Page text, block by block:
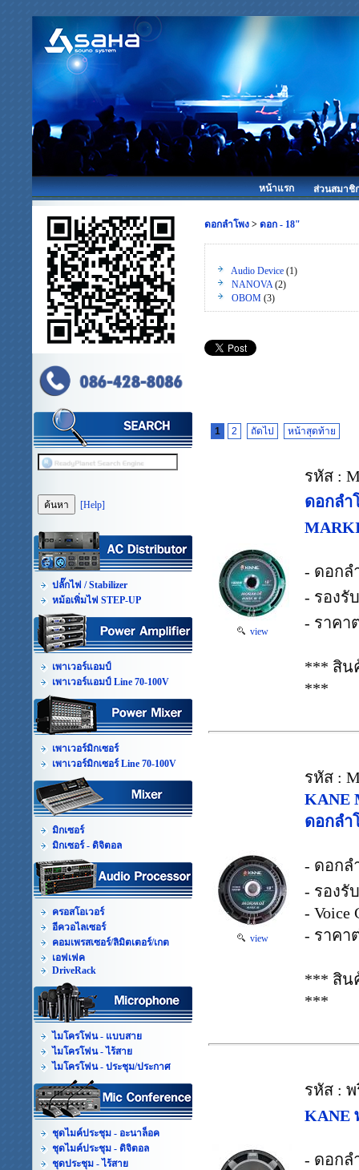
หน้าแรก ส่วนสมาชิ
[Help]
ปลั๊กไฟ / Stabilizer
หม้อเพิ่มไฟ STEP-UP
เพาเวอร์แอมป์
เพาเวอร์แอมป์ Line 70-100V
เพาเวอร์มิกเซอร์
เพาเวอร์มิกเซอร์ Line 70-100V
มิกเซอร์
มิกเซอร์ - ดิจิตอล
ครอสโอเวอร์
อีควอไลเซอร์
คอมเพรสเซอร์/ลิมิตเตอร์/เกต
เอฟเฟค
DriveRack
ไมโครโฟน - แบบสาย
ไมโครโฟน - ไร้สาย
ไมโครโฟน - ประชุม/ประกาศ
ชุดไมค์ประชุม - อะนาล็อค
ชุดไมค์ประชุม - ดิจิตอล
ชุดประชุม - ไร้สาย
ดอกลำโพง > ดอก - 18"
Audio Device (1)
NANOVA(2)
OBOM (3)
1 2 ถัดไป หน้าสุดท้าย
view
รหัส :
ดอกลำ
- ดอกล
- รองรั
- ราคา
*** สิน
***
view
รหัส :
KANE
ดอกลำ
- ดอกล
- รองรั
- Voice
- ราคา
*** สิน
***
รหัส :
KANE
- ดอกล